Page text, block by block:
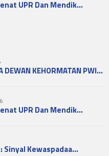
UPR Dan Mendik…
DEWAN KEHORMATAN PWI…
UPR Dan Mendik…
Sinyal Kewaspadaa…